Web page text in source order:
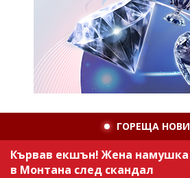
ГОРЕЩА
Кървав екшън! Жена
в Монтана след скандал